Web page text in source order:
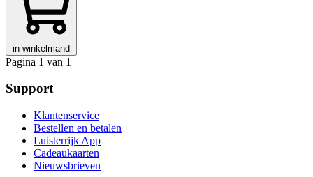
in winkelmand
Pagina 1 van 1
Support
Klantenservice
Bestellen en betalen
Luisterrijk App
Cadeaukaarten
Nieuwsbrieven